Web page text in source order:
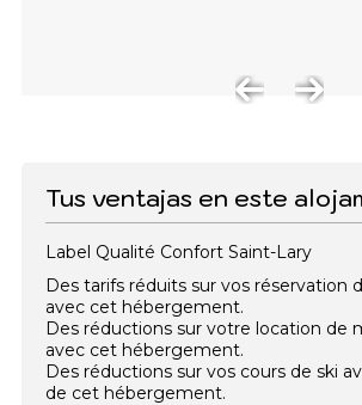
Tus ventajas en este
Label Qualité Confort Saint-Lary
Des tarifs réduits sur vos réservation
avec cet hébergement.
Des réductions sur votre location de
avec cet hébergement.
Des réductions sur vos cours de ski
de cet hébergement.